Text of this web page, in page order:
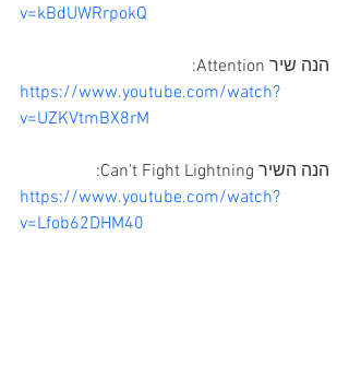
v=kBdUWRrpokQ
הנה שיר Attention:
https://www.youtube.com/watch?
v=UZKVtmBX8rM
הנה השיר Can't Fight Lightning:
https://www.youtube.com/watch?
v=Lfob62DHM40